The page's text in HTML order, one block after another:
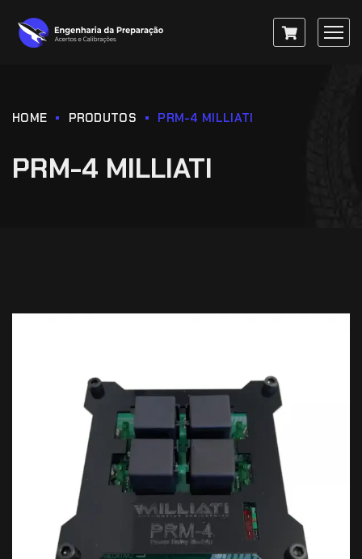
HOME PRODUTOS PRM-4 MILLIATI
PRM-4 MILLIATI